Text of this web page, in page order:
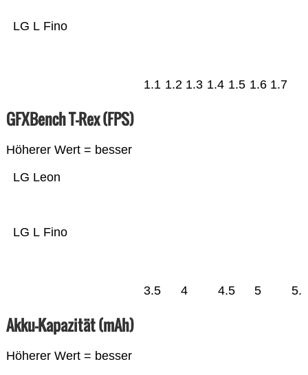
LG L Fino
1.1 1.2 1.3 1.4 1.5 1.6 1.7
GFXBench T-Rex (FPS)
Höherer Wert = besser
LG L Fino
LG Leon
3.5 4 4.5 5 5.5
Akku-Kapazität (mAh)
Höherer Wert = besser